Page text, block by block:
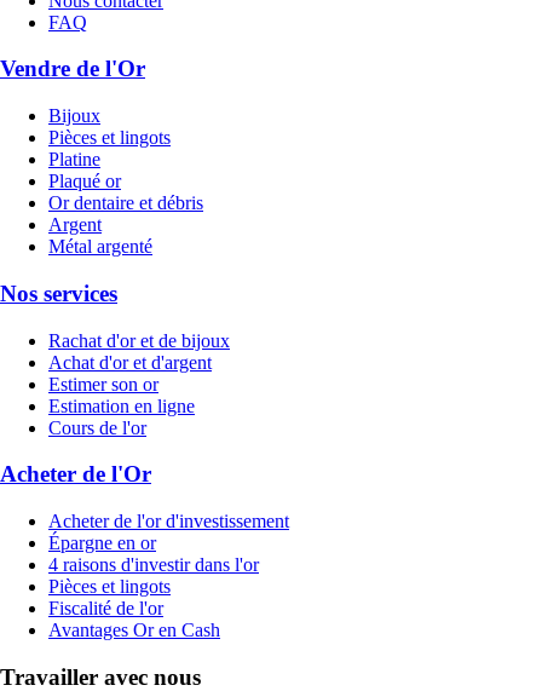
FAQ
Vendre de l'Or
Bijoux
Pièces et lingots
Platine
Plaqué or
Or dentaire et débris
Argent
Métal argenté
Nos services
Rachat d'or et de bijoux
Achat d'or et d'argent
Estimer son or
Estimation en ligne
Cours de l'or
Acheter de l'Or
Acheter de l'or d'investissement
Épargne en or
4 raisons d'investir dans l'or
Pièces et lingots
Fiscalité de l'or
Avantages Or en Cash
Travailler avec nous